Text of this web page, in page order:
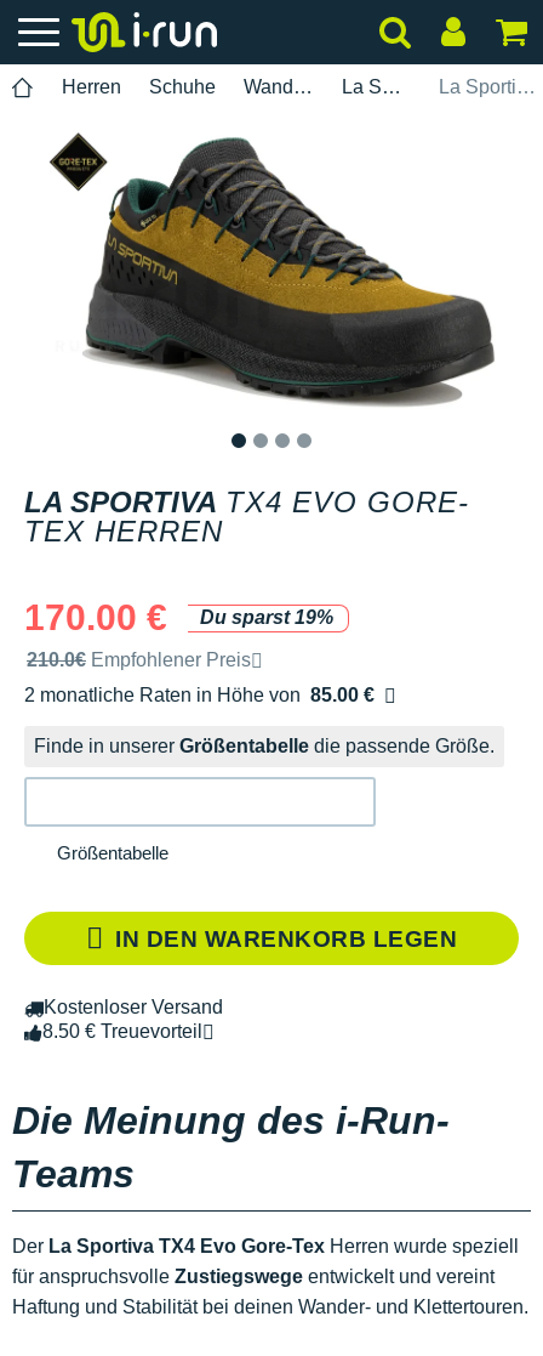
Herren Schuhe Wanderung La Sportiva La Sportiva TX4 Evo Gore-Tex Herren
LA SPORTIVA TX4 EVO GORE-
TEX HERREN
170.00 €
Du sparst 19%
Unverbindliche Preisempfehlung der Marke
210.0€ Empfohlener Preis
2 monatliche Raten in Höhe von 85.00 €
Ohne Zusatzkosten
Finde in unserer Größentabelle die passende Größe.
Größentabelle
IN DEN WARENKORB LEGEN
Kostenloser Versand
8.50 € Treuevorteil
Die Meinung des i-Run-
Teams
Der La Sportiva TX4 Evo Gore-Tex Herren wurde speziell
für anspruchsvolle Zustiegswege entwickelt und vereint
Haftung und Stabilität bei deinen Wander- und Klettertouren.